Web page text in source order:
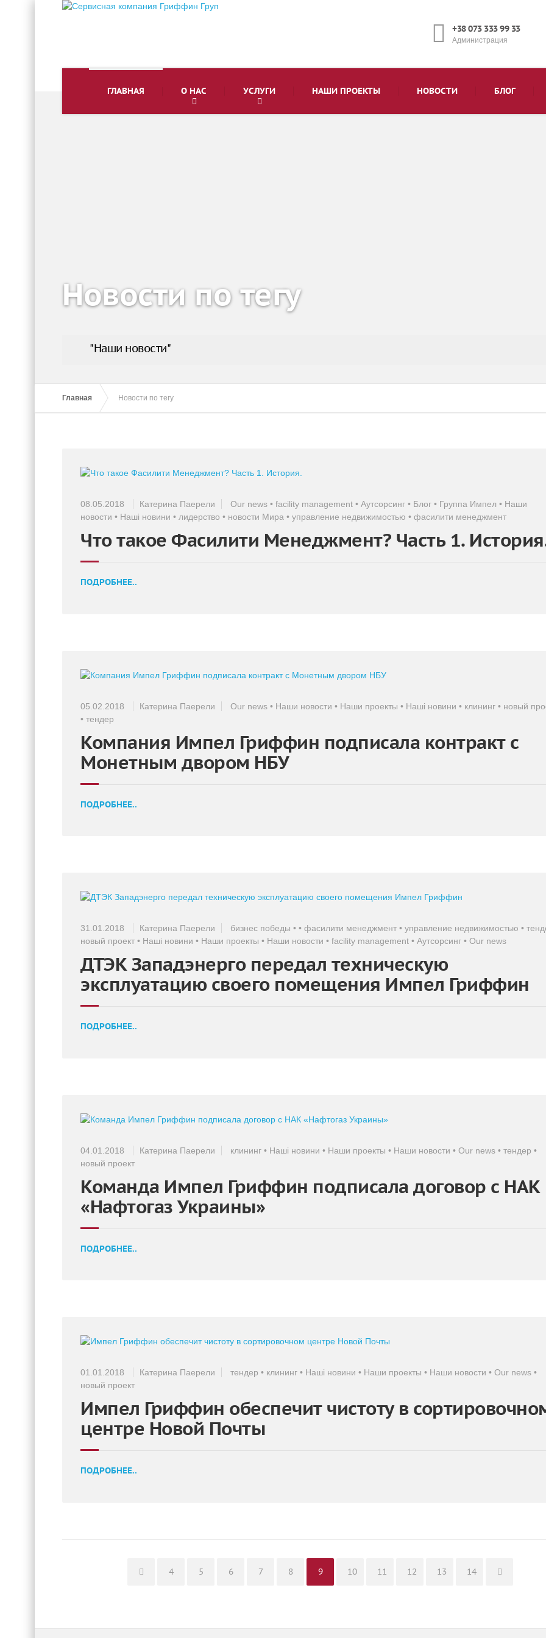
+38 073 333 99 33
Администрация
ГЛАВНАЯ О НАС УСЛУГИ НАШИ ПРОЕКТЫ НОВОСТИ БЛОГ
Новости по тегу
"Наши новости"
Главная Новости по тегу
08.05.2018 Катерина Паерели Our news • facility management • Аутсорсинг • Блог • Группа Импел • Наши
новости • Наші новини • лидерство • новости Мира • управление недвижимостью • фасилити менеджмент
Что такое Фасилити Менеджмент? Часть 1.
ПОДРОБНЕЕ..
05.02.2018 Катерина Паерели Our news • Наши новости • Наши проекты • Наші новини • клининг • новый
• тендер
Компания Импел Гриффин подписала контракт с
Монетным двором НБУ
ПОДРОБНЕЕ..
31.01.2018 Катерина Паерели бизнес победы • • фасилити менеджмент • управление недвижимостью •
новый проект • Наші новини • Наши проекты • Наши новости • facility management • Аутсорсинг • Our news
ДТЭК Западэнерго передал техническую
эксплуатацию своего помещения Импел Гриффин
ПОДРОБНЕЕ..
04.01.2018 Катерина Паерели клининг • Наші новини • Наши проекты • Наши новости • Our news • тендер •
новый проект
Команда Импел Гриффин подписала договор с НАК
«Нафтогаз Украины»
ПОДРОБНЕЕ..
01.01.2018 Катерина Паерели тендер • клининг • Наші новини • Наши проекты • Наши новости • Our news •
новый проект
Импел Гриффин обеспечит чистоту в
центре Новой Почты
ПОДРОБНЕЕ..
Page
4 Page
5 Page
6 Page
7 Page
8 Page
9 Page
10 Page
11 Page
12 Page
13 Page
14